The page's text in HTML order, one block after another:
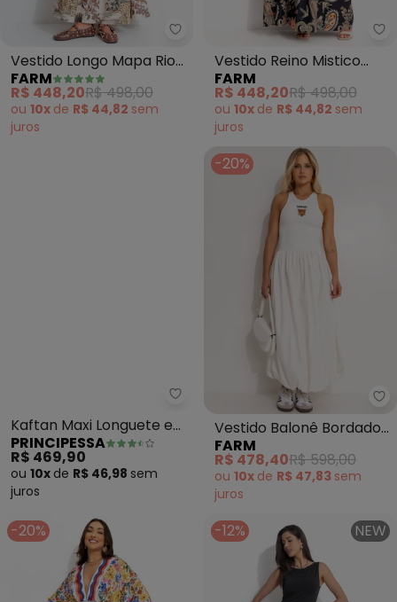
Farm - Vestido Longo Mapa
Vestido Longo Mapa Rio
(Bege)
FARM
R$ 448,20R$ 498,00
ou 10x de R$ 44,82 sem
juros
Vestido Reino Mistico
(Preto)
FARM
R$ 448,20R$ 498,00
ou 10x de R$ 44,82 sem
juros
Principessa - Kaftan Maxi
Kaftan Maxi Longuete em
Crepe Pilar (Verde Oliva)
PRINCIPESSA
R$ 469,90
ou 10x de R$ 46,98 sem
juros
-20%
Vestido Balonê Bordado
Banana (Off White)
FARM
R$ 478,40R$ 598,00
ou 10x de R$ 47,83 sem
juros
-20% -12% NEW